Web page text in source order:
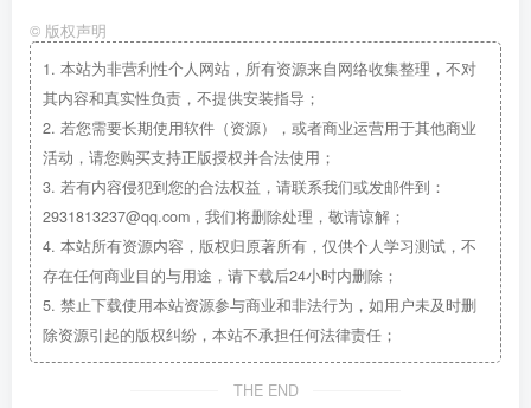
© 版权声明
1. 本站为非营利性个人网站，所有资源来自网络收集整理，不对
其内容和真实性负责，不提供安装指导；
2. 若您需要长期使用软件（资源），或者商业运营用于其他商业
活动，请您购买支持正版授权并合法使用；
3. 若有内容侵犯到您的合法权益，请联系我们或发邮件到：
2931813237@qq.com，我们将删除处理，敬请谅解；
4. 本站所有资源内容，版权归原著所有，仅供个人学习测试，不
存在任何商业目的与用途，请下载后24小时内删除；
5. 禁止下载使用本站资源参与商业和非法行为，如用户未及时删
除资源引起的版权纠纷，本站不承担任何法律责任；
THE END